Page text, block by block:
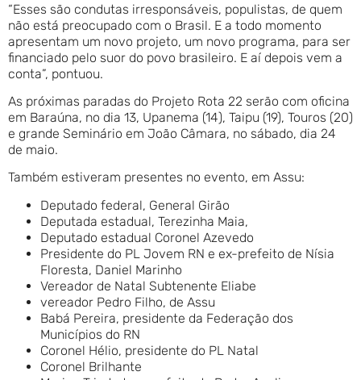
“Esses são condutas irresponsáveis, populistas, de quem
não está preocupado com o Brasil. E a todo momento
apresentam um novo projeto, um novo programa, para ser
financiado pelo suor do povo brasileiro. E aí depois vem a
conta”, pontuou.
As próximas paradas do Projeto Rota 22 serão com oficina
em Baraúna, no dia 13, Upanema (14), Taipu (19), Touros (20)
e grande Seminário em João Câmara, no sábado, dia 24
de maio.
Também estiveram presentes no evento, em Assu:
Deputado federal, General Girão
Deputada estadual, Terezinha Maia,
Deputado estadual Coronel Azevedo
Presidente do PL Jovem RN e ex-prefeito de Nísia
Floresta, Daniel Marinho
Vereador de Natal Subtenente Eliabe
vereador Pedro Filho, de Assu
Babá Pereira, presidente da Federação dos
Municípios do RN
Coronel Hélio, presidente do PL Natal
Coronel Brilhante